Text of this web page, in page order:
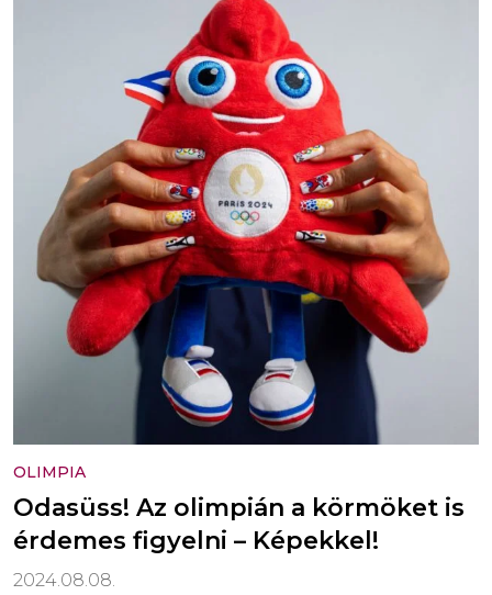
OLIMPIA
Odasüss! Az olimpián a körmöket is
érdemes figyelni – Képekkel!
2024.08.08.